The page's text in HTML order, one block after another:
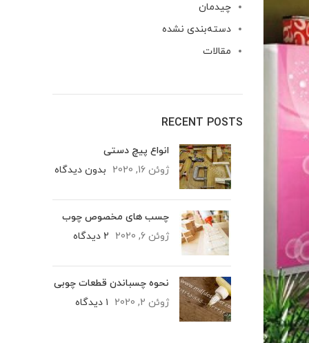
چیدمان
دسته‌بندی نشده
مقالات
RECENT POSTS
انواع پیچ دستی
ژوئن 16, 2020
بدون دیدگاه
چسب های مخصوص چوب
ژوئن 6, 2020
2 دیدگاه
نحوه چسباندن قطعات چوبی
ژوئن 2, 2020
۱ دیدگاه